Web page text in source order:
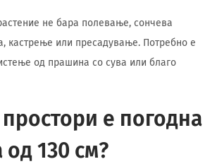
не бара полевање, сончева
кастрење или пресадување. Потребно е
од прашина со сува или благо
е погодна
од 130 см?